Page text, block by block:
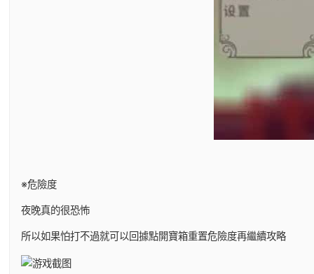
※危險度
夜晚真的很恐怖
所以如果怕打不過就可以回據點開寶箱重置危險度再繼續攻略